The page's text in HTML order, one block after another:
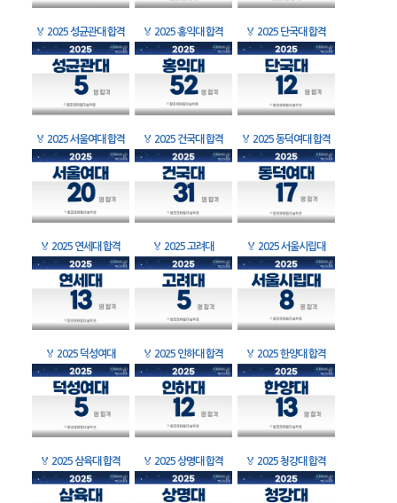
🏅 2025 성균관대 합격 🏅 2025 홍익대 합격 🏅 2025 단국대 합격
🏅 2025 서울여대 합격 🏅 2025 건국대 합격 🏅 2025 동덕여대 합격
🏅 2025 연세대 합격 🏅 2025 고려대 🏅 2025 서울시립대
🏅 2025 덕성여대 🏅 2025 인하대 합격 🏅 2025 한양대 합격
🏅 2025 삼육대 합격 🏅 2025 상명대 합격 🏅 2025 청강대 합격